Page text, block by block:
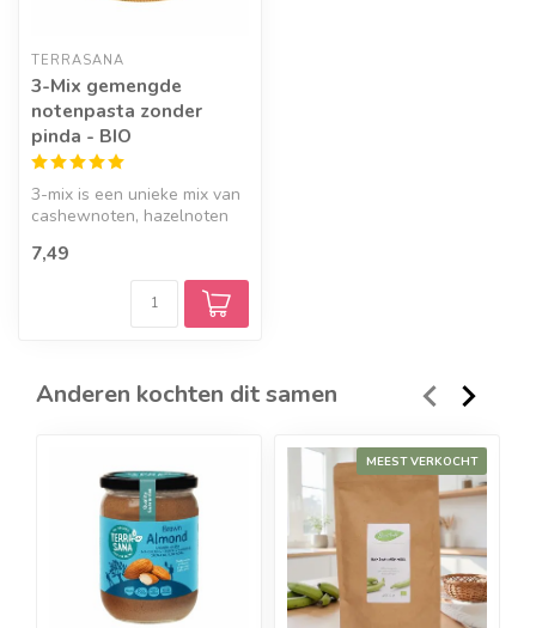
TERRASANA
3-Mix gemengde
notenpasta zonder
pinda - BIO
3-mix is een unieke mix van
cashewnoten, hazelnoten
alle...
7,49
Anderen kochten dit samen
MEEST VERKOCHT